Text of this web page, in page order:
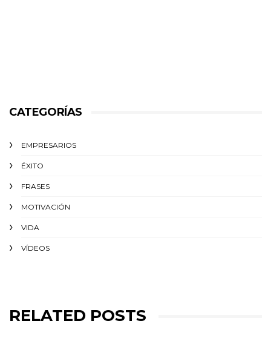
CATEGORÍAS
EMPRESARIOS
ÉXITO‬
FRASES
MOTIVACIÓN
VIDA
VÍDEOS
RELATED POSTS